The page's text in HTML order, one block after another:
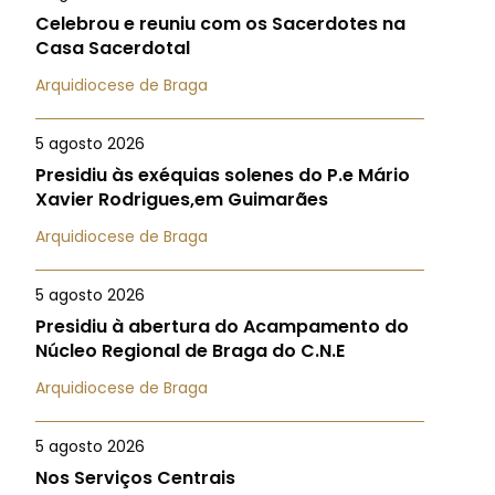
Celebrou e reuniu com os Sacerdotes na
Casa Sacerdotal
Arquidiocese de Braga
5 agosto 2026
Presidiu às exéquias solenes do P.e Mário
Xavier Rodrigues,em Guimarães
Arquidiocese de Braga
5 agosto 2026
Presidiu à abertura do Acampamento do
Núcleo Regional de Braga do C.N.E
Arquidiocese de Braga
5 agosto 2026
Nos Serviços Centrais